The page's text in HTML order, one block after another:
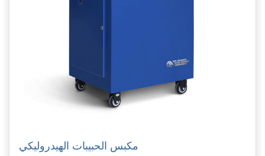
مكبس الحبيبات الهيدروليكي